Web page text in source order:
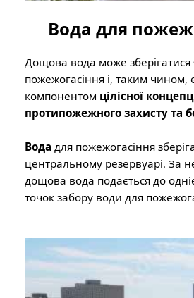
Вода для
Дощова вода може зберігатися
пожежогасіння і, таким
компонентом цілісної
протипожежного захисту та
Вода для пожежогасіння
центральному резервуарі. За
дощова вода подається до
точок забору води для